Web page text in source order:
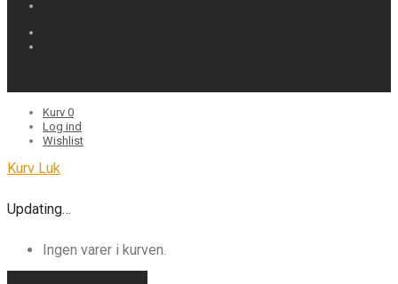
Kurv 0
Log ind
Wishlist
Kurv Luk
Updating…
Ingen varer i kurven.